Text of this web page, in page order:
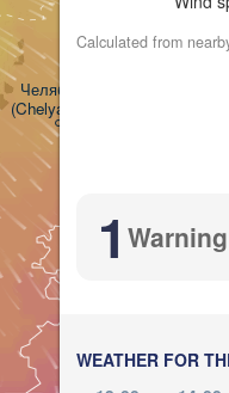
Calculated from
1 Warning
WEATHER FOR
Челябинск
(Chelyabinsk)